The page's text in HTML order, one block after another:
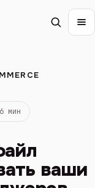
6 мин
ваши